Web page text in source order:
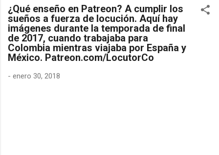
¿Qué enseño en Patreon? A cumplir los
sueños a fuerza de locución. Aquí hay
imágenes durante la temporada de final
de 2017, cuando trabajaba para
Colombia mientras viajaba por España y
México. Patreon.com/LocutorCo
- enero 30, 2018